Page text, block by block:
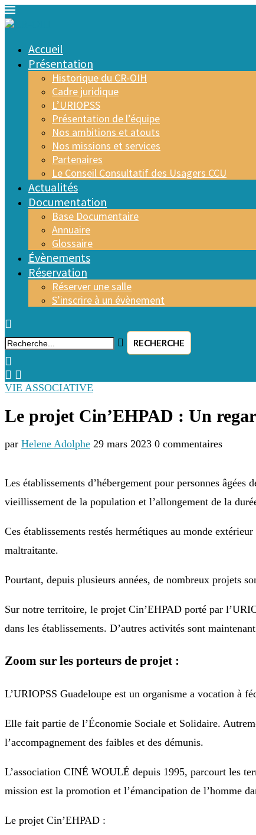
Accueil
Présentation
Historique du CR-OIH
Cadre juridique
L’URIOPSS
Présentation de l’équipe
Nos ambitions et atouts
Nos missions et services
Partenaires
Le Conseil Consultatif des Usagers CCU
Actualités
Documentation
Base Documentaire
Annuaire
Glossaire
Évènements
Réservation
Réserver une salle
S’inscrire à un évènement
RECHERCHE
VIE ASSOCIATIVE
Le projet Cin’EHPAD : Un
par Helene Adolphe 29 mars 2023 0 commentaires
Les établissements d’hébergement pour personnes
vieillissement de la population et l’allongement de la
Ces établissements restés hermétiques au monde
maltraitante.
Pourtant, depuis plusieurs années, de nombreux projets
Sur notre territoire, le projet Cin’EHPAD porté par
dans les établissements. D’autres activités sont
Zoom sur les porteurs de projet :
L’URIOPSS Guadeloupe est un organisme a vocation à
Elle fait partie de l’Économie Sociale et Solidaire.
l’accompagnement des faibles et des démunis.
L’association CINÉ WOULÉ depuis 1995, parcourt les
mission est la promotion et l’émancipation de l’homme
Le projet Cin’EHPAD :